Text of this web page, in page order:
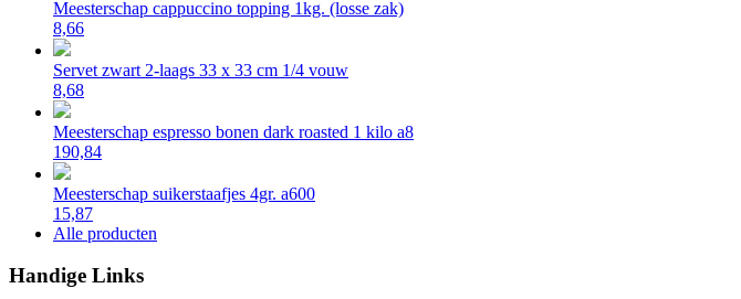
Meesterschap cappuccino topping 1kg. (losse zak)
8,66
Servet zwart 2-laags 33 x 33 cm 1/4 vouw
8,68
Meesterschap espresso bonen dark roasted 1 kilo a8
190,84
Meesterschap suikerstaafjes 4gr. a600
15,87
Alle producten
Handige Links